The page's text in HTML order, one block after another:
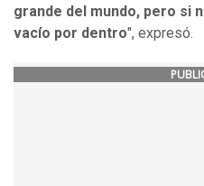
grande del mundo, pero si
vacío por dentro", expresó.